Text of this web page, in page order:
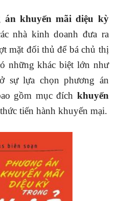
án khuyến mãi diệu kỳ
nhà kinh doanh đưa ra
mặt đối thủ để bá chủ thị
những khác biệt lớn như
sự lựa chọn phương án
gồm mục đích khuyến
tiến hành khuyến mại.